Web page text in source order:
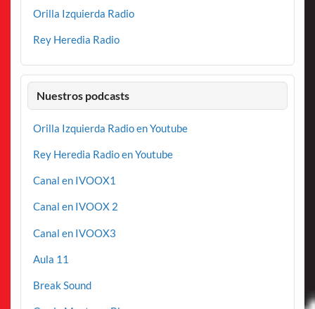
Orilla Izquierda Radio
Rey Heredia Radio
Nuestros podcasts
Orilla Izquierda Radio en Youtube
Rey Heredia Radio en Youtube
Canal en IVOOX1
Canal en IVOOX 2
Canal en IVOOX3
Aula 11
Break Sound